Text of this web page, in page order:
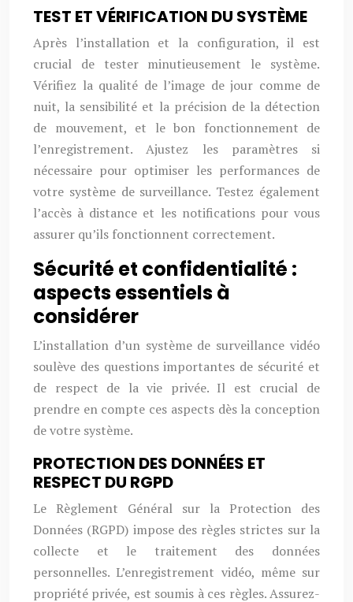
TEST ET VÉRIFICATION DU SYSTÈME
Après l’installation et la configuration, il est
crucial de tester minutieusement le système.
Vérifiez la qualité de l’image de jour comme de
nuit, la sensibilité et la précision de la détection
de mouvement, et le bon fonctionnement de
l’enregistrement. Ajustez les paramètres si
nécessaire pour optimiser les performances de
votre système de surveillance. Testez également
l’accès à distance et les notifications pour vous
assurer qu’ils fonctionnent correctement.
Sécurité et confidentialité :
aspects essentiels à
considérer
L’installation d’un système de surveillance vidéo
soulève des questions importantes de sécurité et
de respect de la vie privée. Il est crucial de
prendre en compte ces aspects dès la conception
de votre système.
PROTECTION DES DONNÉES ET
RESPECT DU RGPD
Le Règlement Général sur la Protection des
Données (RGPD) impose des règles strictes sur la
collecte et le traitement des données
personnelles. L’enregistrement vidéo, même sur
propriété privée, est soumis à ces règles. Assurez-